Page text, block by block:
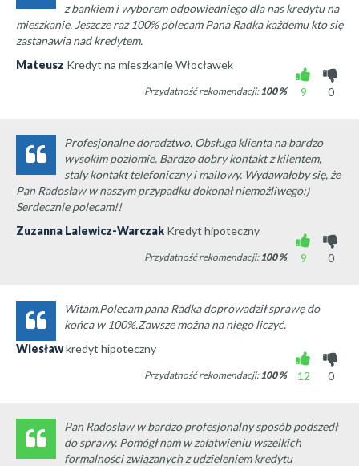
z bankiem i wyborem odpowiedniego dla nas kredytu na
mieszkanie. Jeszcze raz 100% polecam Pana Radka każdemu kto się
zastanawia nad kredytem.
Mateusz Kredyt na mieszkanie Włocławek
9
0
Przydatność rekomendacji: 100 %
Profesjonalne doradztwo. Obsługa klienta na bardzo
wysokim poziomie. Bardzo dobry kontakt z kilentem,
staly kontakt telefoniczny i mailowy. Wydawałoby się, że
Pan Radosław w naszym przypadku dokonał niemożliwego:)
Serdecznie polecam!!
Zuzanna Lalewicz-Warczak Kredyt hipoteczny
9
0
Przydatność rekomendacji: 100 %
Witam.Polecam pana Radka doprowadził sprawę do
końca w 100%.Zawsze można na niego liczyć.
Wiesławkredyt hipoteczny
12
0
Przydatność rekomendacji: 100 %
Pan Radosław w bardzo profesjonalny sposób podszedł
do sprawy. Pomógł nam w załatwieniu wszelkich
formalności związanych z udzieleniem kredytu